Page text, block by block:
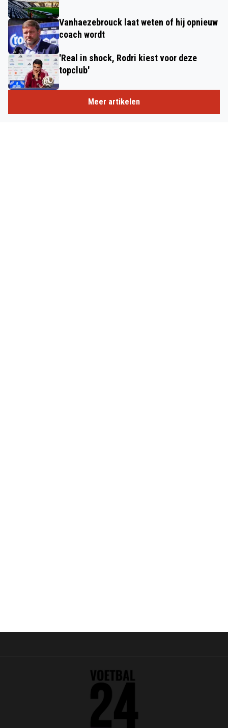
Vanhaezebrouck laat weten of hij opnieuw
coach wordt
'Real in shock, Rodri kiest voor deze
topclub'
Meer artikelen